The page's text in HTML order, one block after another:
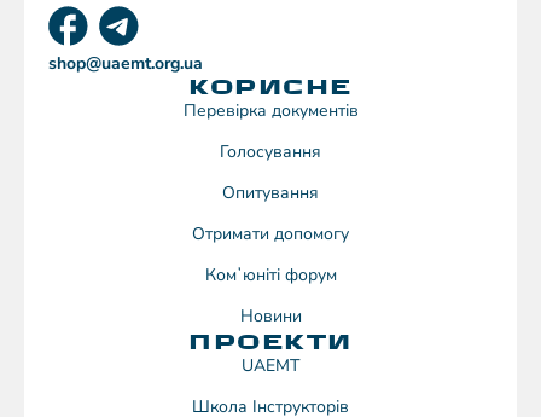
shop@uaemt.org.ua
КОРИСНЕ
Перевірка документів
Голосування
Опитування
Отримати допомогу
Комʼюніті форум
Новини
ПРОЕКТИ
UAEMT
Школа Інструкторів